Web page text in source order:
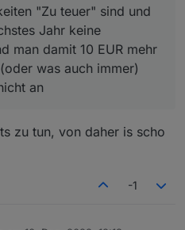
"Zu teuer" sind und
Jahr keine
man damit 10 EUR mehr
was auch immer)
an
zu tun, von daher is scho
-1